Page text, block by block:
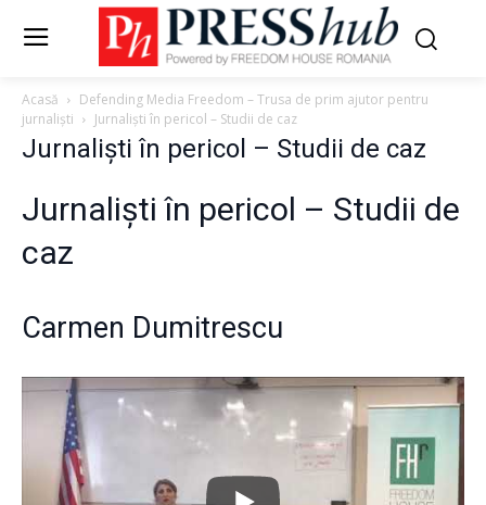
Acasă
Defending Media Freedom – Trusa de prim ajutor pentru
jurnaliști
Jurnaliști în pericol – Studii de caz
Jurnaliști în pericol – Studii de caz
Jurnaliști în pericol – Studii de
caz
Carmen Dumitrescu